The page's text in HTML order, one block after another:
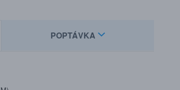
POPTÁVKA